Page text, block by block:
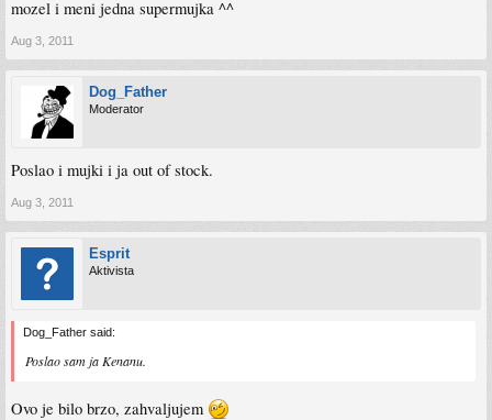
mozel i meni jedna supermujka ^^
Aug 3, 2011
Dog_Father
Moderator
Poslao i mujki i ja out of stock.
Aug 3, 2011
Esprit
Aktivista
Dog_Father said:
Poslao sam ja Kenanu.
Ovo je bilo brzo, zahvaljujem